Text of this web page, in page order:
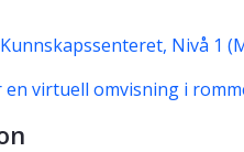
Nivå 1
en virtuell omvisning i